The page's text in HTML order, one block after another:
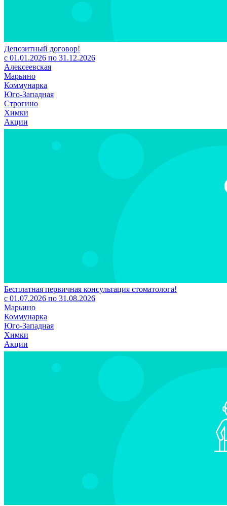
Депозитный договор!
с 01.01.2026 по 31.12.2026
Алексеевская
Марьино
Коммунарка
Юго-Западная
Строгино
Химки
Акции
Бесплатная первичная консультация стоматолога!
с 01.07.2026 по 31.08.2026
Марьино
Коммунарка
Юго-Западная
Химки
Акции